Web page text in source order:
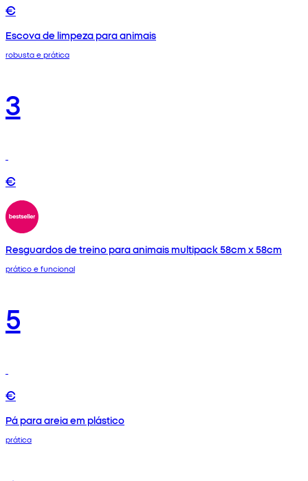
€
Escova de limpeza para animais
robusta e prática
3
€
Resguardos de treino para animais multipack 58cm x 58cm
prático e funcional
5
€
Pá para areia em plástico
prática